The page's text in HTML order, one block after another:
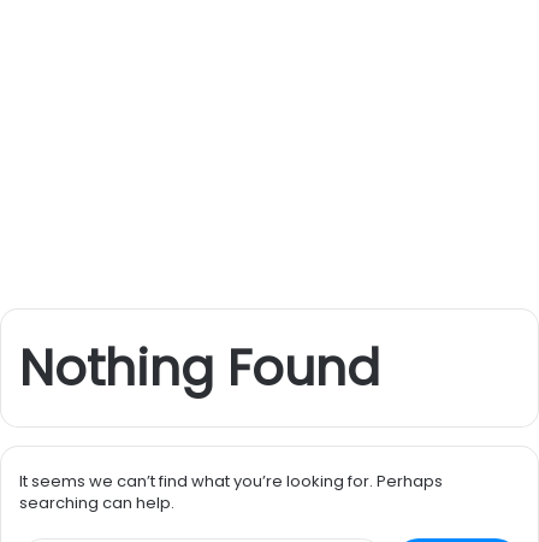
Nothing Found
It seems we can’t find what you’re looking for. Perhaps
searching can help.